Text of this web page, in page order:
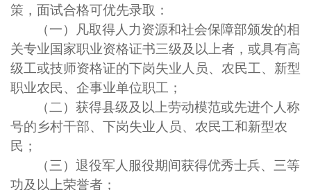
策，面试合格可优先录取：
（一）凡取得人力资源和社会保障部颁发的相
关专业国家职业资格证书三级及以上者， 或具有高
级工或技师资格证的下岗失业人员、农民工、新型
职业农民、企事业单位职工；
（二）获得县级及以上劳动模范或先进个人称
号的乡村干部、下岗失业人员、农民工和新型农
民；
（三）退役军人服役期间获得优秀士兵、三等
功及以上荣誉者；